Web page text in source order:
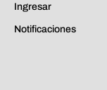
Ingresar
Notificaciones